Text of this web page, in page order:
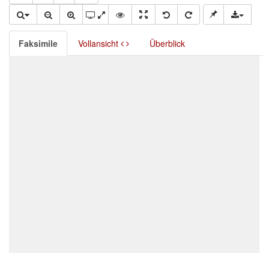
Faksimile Vollansicht Überblick